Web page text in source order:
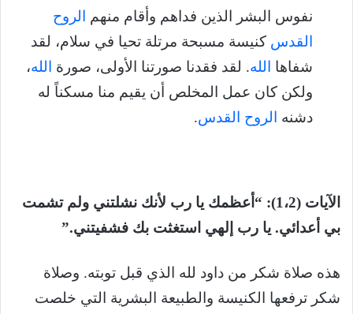
نفوس البشر الذين فداهم وأقام منهم
الروح
القدس كنيسة مسبحة مرتلة تحيا في سلام، لقد
شفاها
الله. لقد فقدنا صورتنا الأولى، صورة الله،
ولكن كان عمل المخلص أن يقيم منا مسكناً له
دشنه
الروح القدس.
الآيات (1،2): “أعظمك يا رب لأنك نشلتني ولم تشمت
بي أعدائي. يا رب إلهي استغثت بك فشفيتني.”
هذه صلاة شكر من داود لله الذي قبل توبته. وصلاة
شكر ترفعها الكنيسة والطبيعة البشرية التي خلصت